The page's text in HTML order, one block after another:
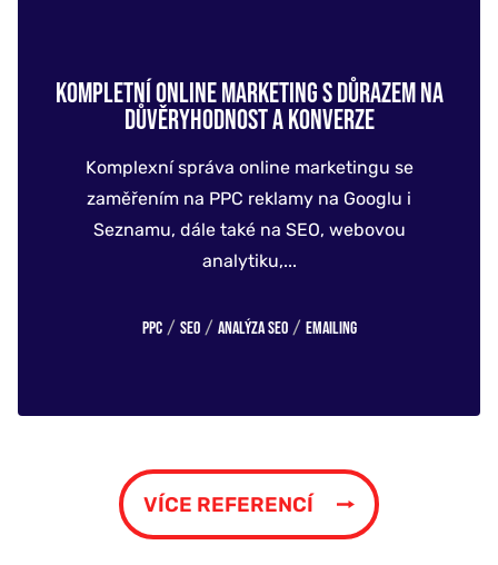
KOMPLETNÍ ONLINE MARKETING S DŮRAZEM NA
DŮVĚRYHODNOST A KONVERZE
Komplexní správa online marketingu se
zaměřením na PPC reklamy na Googlu i
Seznamu, dále také na SEO, webovou
analytiku,...
PPC / SEO / Analýza SEO / Emailing
VÍCE REFERENCÍ